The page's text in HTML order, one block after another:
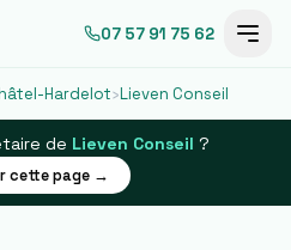
07 57 91 75 62
Hardelot›Lieven Conseil
de Lieven Conseil ?
cette page →